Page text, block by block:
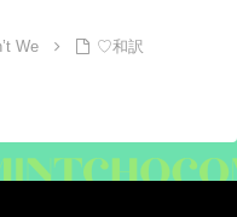
We
♡和訳